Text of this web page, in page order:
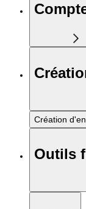
Création
Outils